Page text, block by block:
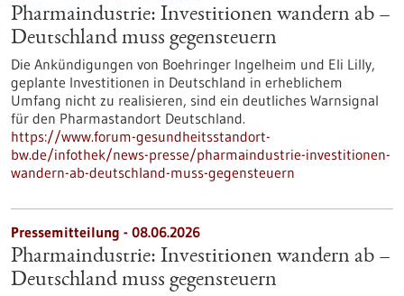
Pharmaindustrie: Investitionen wandern ab –
Deutschland muss gegensteuern
Die Ankündigungen von Boehringer Ingelheim und Eli Lilly,
geplante Investitionen in Deutschland in erheblichem
Umfang nicht zu realisieren, sind ein deutliches Warnsignal
für den Pharmastandort Deutschland.
https://www.forum-gesundheitsstandort-
bw.de/infothek/news-presse/pharmaindustrie-investitionen-
wandern-ab-deutschland-muss-gegensteuern
Pressemitteilung - 08.06.2026
Pharmaindustrie: Investitionen wandern ab –
Deutschland muss gegensteuern